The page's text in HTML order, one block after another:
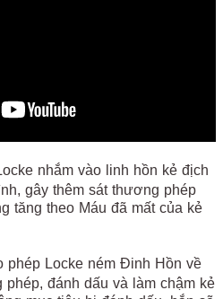
nhắm vào linh hồn kẻ địch
gây thêm sát thương phép
tăng theo Máu đã mất của kẻ
phép Locke ném Đinh Hồn về
đánh dấu và làm chậm kẻ